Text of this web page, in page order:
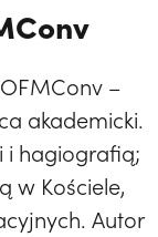
–
akademicki.
i hagiografią;
w Kościele,
Autor